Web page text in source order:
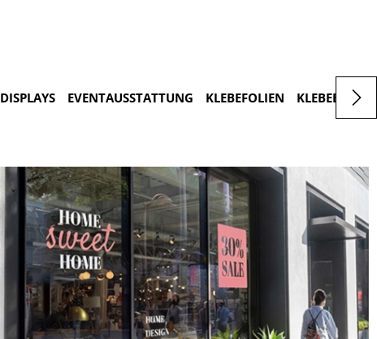
DISPLAYS EVENTAUSSTATTUNG KLEBEFOLIEN